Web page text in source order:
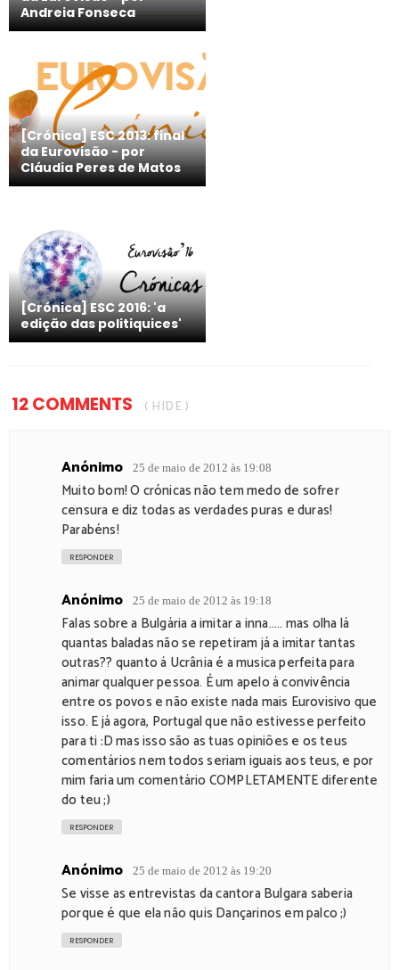
Andreia Fonseca
[Crónica] ESC 2013: final
da Eurovisão - por
Cláudia Peres de Matos
[Crónica] ESC 2016: 'a
edição das politiquices'
12 COMMENTS ( HIDE )
Anónimo 25 de maio de 2012 às 19:08
Muito bom! O crónicas não tem medo de sofrer
censura e diz todas as verdades puras e duras!
Parabéns!
RESPONDER
Anónimo 25 de maio de 2012 às 19:18
Falas sobre a Bulgária a imitar a inna..... mas olha lá
quantas baladas não se repetiram já a imitar tantas
outras?? quanto á Ucrânia é a musica perfeita para
animar qualquer pessoa. É um apelo á convivência
entre os povos e não existe nada mais Eurovisivo que
isso. E já agora, Portugal que não estivesse perfeito
para ti :D mas isso são as tuas opiniões e os teus
comentários nem todos seriam iguais aos teus, e por
mim faria um comentário COMPLETAMENTE diferente
do teu ;)
RESPONDER
Anónimo 25 de maio de 2012 às 19:20
Se visse as entrevistas da cantora Bulgara saberia
porque é que ela não quis Dançarinos em palco ;)
RESPONDER